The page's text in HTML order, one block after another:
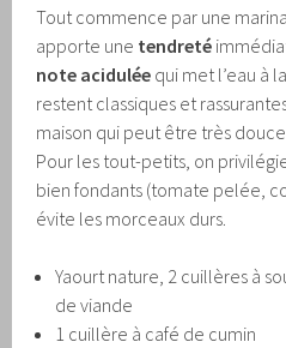
Tout commence par une
apporte une tendreté
note acidulée qui met l’eau à
restent classiques et
maison qui peut être très
Pour les tout-petits, on
bien fondants (tomate pelée,
évite les morceaux durs.
Yaourt nature, 2 cuillères à
de viande
1 cuillère à café de cumin